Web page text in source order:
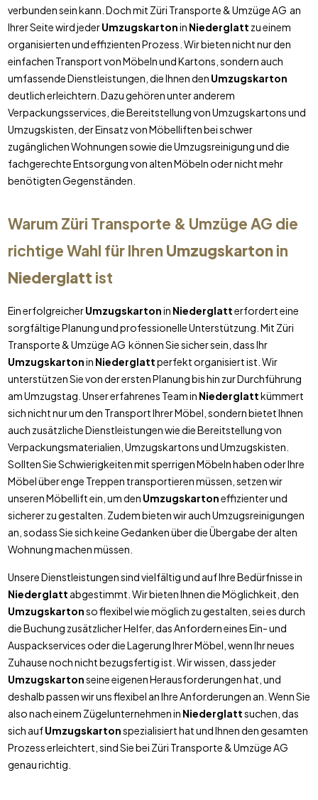
verbunden sein kann. Doch mit Züri Transporte & Umzüge AG an
Ihrer Seite wird jederUmzugskartonin Niederglatt zu einem
organisierten und effizienten Prozess. Wir bieten nicht nur den
einfachen Transport von Möbeln und Kartons, sondern auch
umfassende Dienstleistungen, die Ihnen den Umzugskarton
deutlich erleichtern. Dazu gehören unter anderem
Verpackungsservices, die Bereitstellung von Umzugskartons und
Umzugskisten, der Einsatz von Möbelliften bei schwer
zugänglichen Wohnungen sowie die Umzugsreinigung und die
fachgerechte Entsorgung von alten Möbeln oder nicht mehr
benötigten Gegenständen.
Warum Züri Transporte & Umzüge AG die
richtige Wahl für Ihren Umzugskartonin
Niederglatt ist
Ein erfolgreicherUmzugskartonin Niederglatterfordert eine
sorgfältige Planung und professionelle Unterstützung. Mit Züri
Transporte & Umzüge AG können Sie sicher sein, dass Ihr
Umzugskartonin Niederglattperfekt organisiert ist. Wir
unterstützen Sie von der ersten Planung bis hin zur Durchführung
am Umzugstag. Unser erfahrenes Team in Niederglattkümmert
sich nicht nur um den Transport Ihrer Möbel, sondern bietet Ihnen
auch zusätzliche Dienstleistungen wie die Bereitstellung von
Verpackungsmaterialien, Umzugskartons und Umzugskisten.
Sollten Sie Schwierigkeiten mit sperrigen Möbeln haben oder Ihre
Möbel über enge Treppen transportieren müssen, setzen wir
unseren Möbellift ein, um den Umzugskartoneffizienter und
sicherer zu gestalten. Zudem bieten wir auch Umzugsreinigungen
an, sodass Sie sich keine Gedanken über die Übergabe der alten
Wohnung machen müssen.
Unsere Dienstleistungen sind vielfältig und auf Ihre Bedürfnisse in
Niederglatt abgestimmt. Wir bieten Ihnen die Möglichkeit, den
Umzugskartonso flexibel wie möglich zu gestalten, sei es durch
die Buchung zusätzlicher Helfer, das Anfordern eines Ein- und
Auspackservices oder die Lagerung Ihrer Möbel, wenn Ihr neues
Zuhause noch nicht bezugsfertig ist. Wir wissen, dass jeder
Umzugskartonseine eigenen Herausforderungen hat, und
deshalb passen wir uns flexibel an Ihre Anforderungen an. Wenn Sie
also nach einem Zügelunternehmen in Niederglattsuchen, das
sich aufUmzugskartonspezialisiert hat und Ihnen den gesamten
Prozess erleichtert, sind Sie bei Züri Transporte & Umzüge AG
genau richtig.